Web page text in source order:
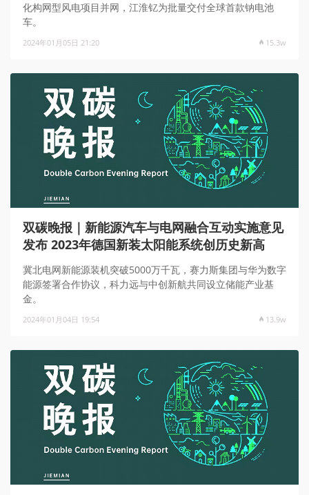
化构网型风电项目并网，江淮钇为批量交付全球首款钠电池
车。
2024年01月05日 21:20 15.3w
双碳晚报｜新能源汽车与电网融合互动实施意见
发布 2023年德国新装太阳能系统创历史新高
冀北电网新能源装机突破5000万千瓦，赛力斯集团与华为数字
能源签署合作协议，科力远与中创新航共同设立储能产业基
金。
2024年01月04日 19:54 13.9w